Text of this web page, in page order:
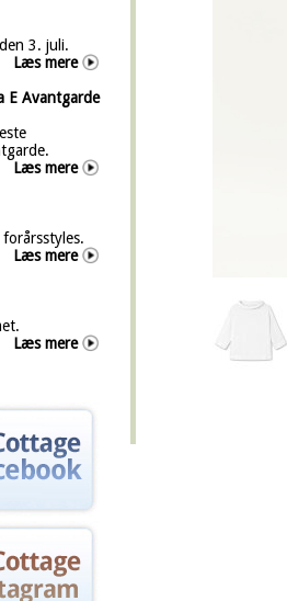
3. juli.
Læs mere
E Avantgarde
Læs mere
Læs mere
Læs mere